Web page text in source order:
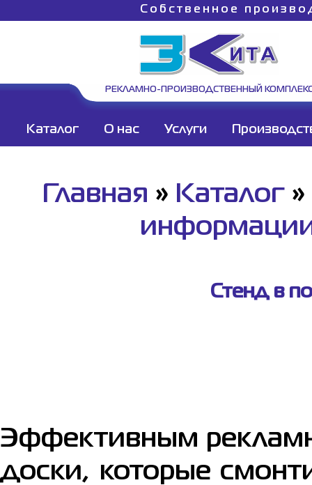
Собственное
РЕКЛАМНО-ПРОИЗВОДСТВЕННЫЙ
Каталог О нас Услуги
Главная » Каталог »
Стенд в
Эффективным
доски, которые